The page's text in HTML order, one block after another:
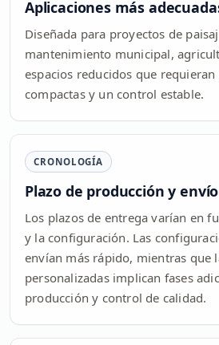
Aplicaciones más
Diseñada para proyectos de
mantenimiento municipal,
espacios reducidos que
compactas y un control estable.
CRONOLOGÍA
Plazo de producción y envío
Los plazos de entrega varían en
y la configuración. Las
envían más rápido, mientras que
personalizadas implican fases
producción y control de calidad.